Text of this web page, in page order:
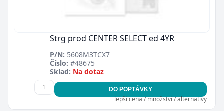
Strg prod CENTER SELECT ed 4YR
P/N: 5608M3TCX7
Číslo: #48675
Sklad: Na dotaz
DO POPTÁVKY
lepší cena / množství / alternativy